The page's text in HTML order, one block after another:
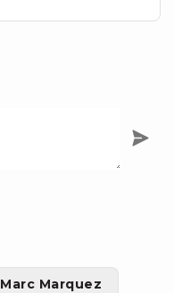
Marc Marquez